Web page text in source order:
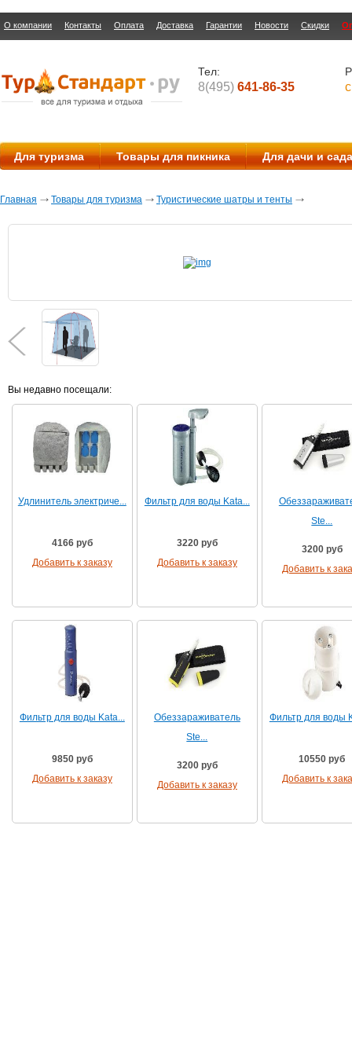
О компании Контакты Оплата Доставка Гарантии Новости Скидки
Тел:
8(495) 641-86-35
Для туризма Товары для пикника Для дачи и сада
Главная Товары для туризма Туристические шатры и тенты
Вы недавно посещали:
Удлинитель электриче...
4166 руб
Добавить к заказу
Фильтр для воды Kata...
3220 руб
Добавить к заказу
Ste...
3200 руб
Добавить к
Фильтр для воды Kata...
9850 руб
Добавить к заказу
Обеззараживатель
Ste...
3200 руб
Добавить к заказу
Фильтр для воды
10550 руб
Добавить к